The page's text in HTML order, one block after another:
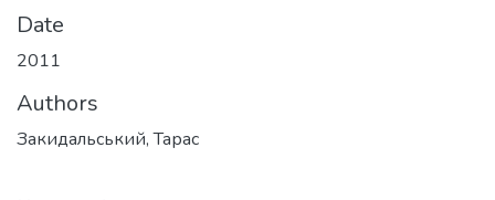
Date
2011
Authors
Закидальський, Тарас